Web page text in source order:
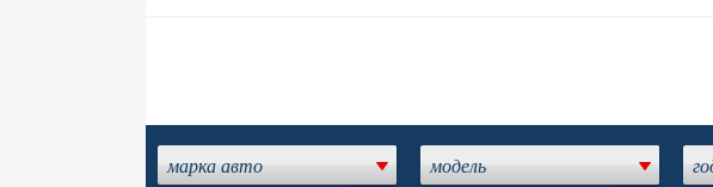
марка авто модель